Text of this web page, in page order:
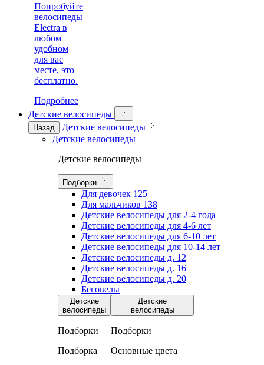
Попробуйте
велосипеды
Electra в
любом
удобном
для вас
месте, это
бесплатно.
Подробнее
Детские велосипеды
Назад
Детские велосипеды
Детские велосипеды
Детские велосипеды
Подборки
Для девочек 125
Для мальчиков 138
Детские велосипеды для 2-4 года
Детские велосипеды для 4-6 лет
Детские велосипеды для 6-10 лет
Детские велосипеды для 10-14 лет
Детские велосипеды д. 12
Детские велосипеды д. 16
Детские велосипеды д. 20
Беговелы
Детские
велосипеды
Подборки
Подборка
Детские
велосипеды
Подборки
Основные цвета